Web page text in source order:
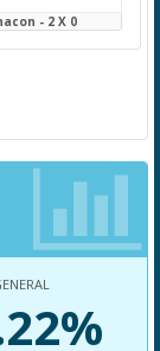
- 2 X 0